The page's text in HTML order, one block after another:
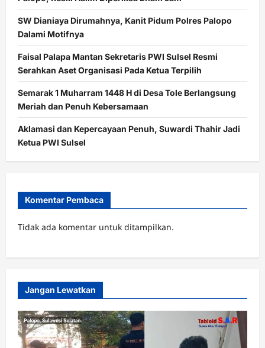
SW Dianiaya Dirumahnya, Kanit Pidum Polres Palopo
Dalami Motifnya
Faisal Palapa Mantan Sekretaris PWI Sulsel Resmi
Serahkan Aset Organisasi Pada Ketua Terpilih
Semarak 1 Muharram 1448 H di Desa Tole Berlangsung
Meriah dan Penuh Kebersamaan
Aklamasi dan Kepercayaan Penuh, Suwardi Thahir Jadi
Ketua PWI Sulsel
Komentar Pembaca
Tidak ada komentar untuk ditampilkan.
Jangan Lewatkan